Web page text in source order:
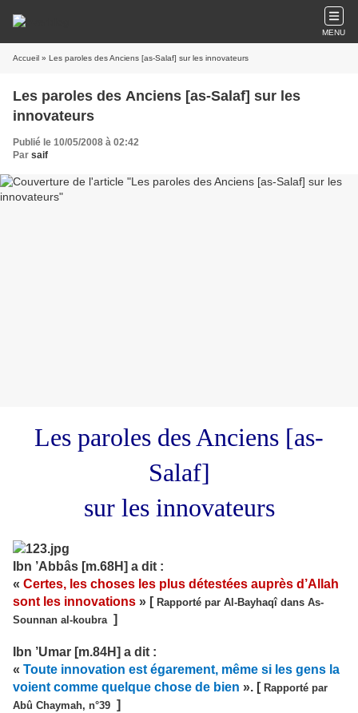
MENU
Accueil » Les paroles des Anciens [as-Salaf] sur les innovateurs
Les paroles des Anciens [as-Salaf] sur les
innovateurs
Publié le 10/05/2008 à 02:42
Par saif
Les paroles des Anciens [as-
Salaf]
sur les innovateurs
Ibn ’Abbâs [m.68H] a dit :
« Certes, les choses les plus détestées auprès d’Allah
sont les innovations » [ Rapporté par Al-Bayhaqî dans As-
Sounnan al-koubra ]
Ibn ’Umar [m.84H] a dit :
« Toute innovation est égarement, même si les gens la
voient comme quelque chose de bien ». [ Rapporté par
Abû Chaymah, n°39 ]